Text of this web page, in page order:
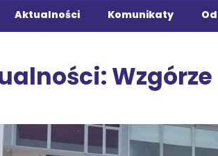
Aktualności Komunikaty